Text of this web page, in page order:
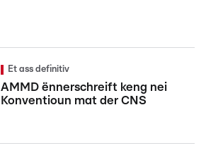
Et ass definitiv
AMMD ënnerschreift keng nei
Konventioun mat der CNS